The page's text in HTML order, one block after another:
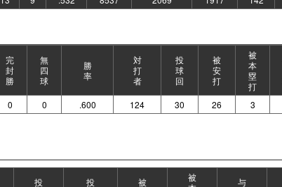
完
封
勝
無
四
球
勝
率
対
打
者
投
球
回
被
安
打
被
本
塁
打
0 0 .600 124 30 26 3
投
投
被
被
与